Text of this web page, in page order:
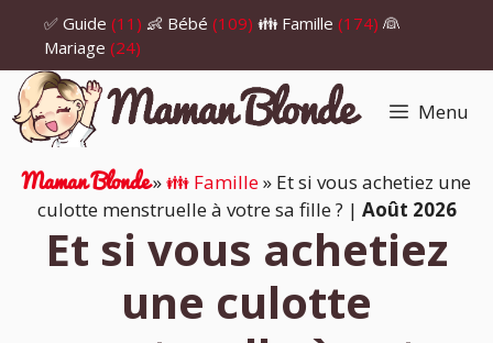
contenu
✅ Guide (11) 👶 Bébé (109) 👪 Famille (174) 👰
Mariage (24)
Menu
Maman Blonde»👪 Famille» Et si vous achetiez une
culotte menstruelle à votre sa fille ? | Août 2026
Et si vous achetiez
une culotte